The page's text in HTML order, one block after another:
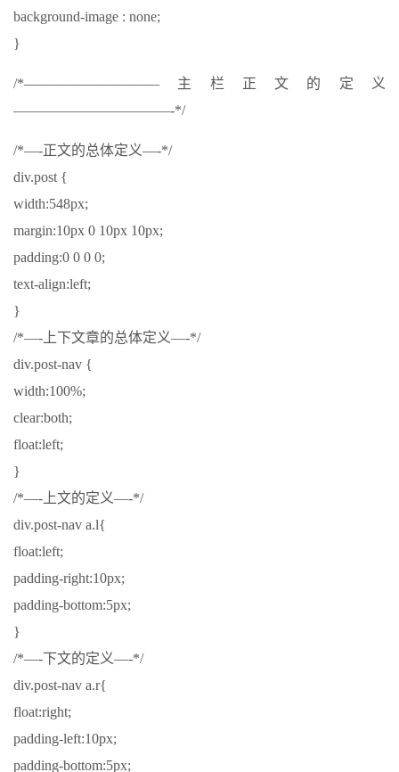
background-image : none;
}
/*—————————–主栏正文的定义
———————————-*/
/*—-正文的总体定义—-*/
div.post {
width:548px;
margin:10px 0 10px 10px;
padding:0 0 0 0;
text-align:left;
}
/*—-上下文章的总体定义—-*/
div.post-nav {
width:100%;
clear:both;
float:left;
}
/*—-上文的定义—-*/
div.post-nav a.l{
float:left;
padding-right:10px;
padding-bottom:5px;
}
/*—-下文的定义—-*/
div.post-nav a.r{
float:right;
padding-left:10px;
padding-bottom:5px;